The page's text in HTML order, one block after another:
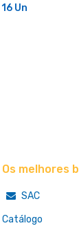
Un
Os melhores
SAC
Catálogo